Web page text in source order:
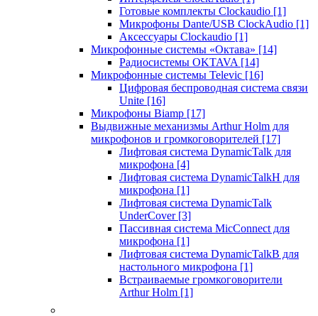
Готовые комплекты Clockaudio [1]
Микрофоны Dante/USB ClockAudio [1]
Аксессуары Clockaudio [1]
Микрофонные системы «Октава» [14]
Радиосистемы OKTAVA [14]
Микрофонные системы Televic [16]
Цифровая беспроводная система связи
Unite [16]
Микрофоны Biamp [17]
Выдвижные механизмы Arthur Holm для
микрофонов и громкоговорителей [17]
Лифтовая система DynamicTalk для
микрофона [4]
Лифтовая система DynamicTalkH для
микрофона [1]
Лифтовая система DynamicTalk
UnderCover [3]
Пассивная система MicConnect для
микрофона [1]
Лифтовая система DynamicTalkB для
настольного микрофона [1]
Встраиваемые громкоговорители
Arthur Holm [1]